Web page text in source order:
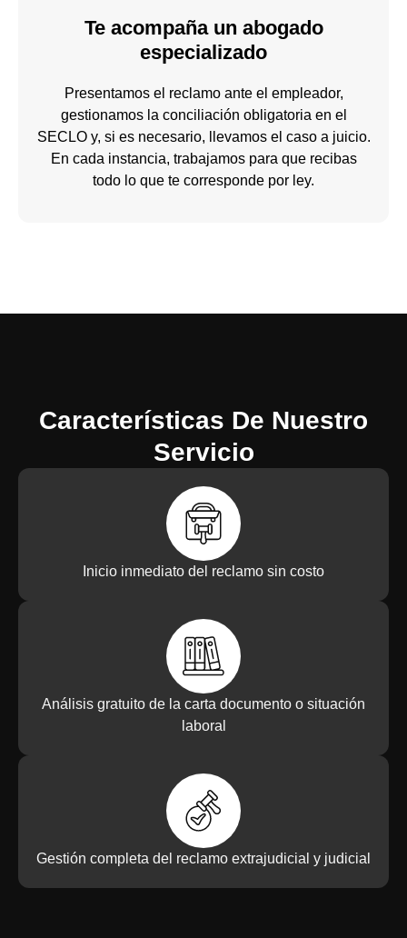
Te acompaña un abogado
especializado
Presentamos el reclamo ante el empleador,
gestionamos la conciliación obligatoria en el
SECLO y, si es necesario, llevamos el caso a juicio.
En cada instancia, trabajamos para que recibas
todo lo que te corresponde por ley.
Características De Nuestro
Servicio
Inicio inmediato del reclamo sin costo
Análisis gratuito de la carta documento o situación
laboral
Gestión completa del reclamo extrajudicial y judicial